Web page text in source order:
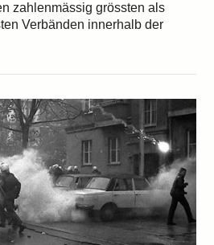
zahlenmässig grössten als
Verbänden innerhalb der